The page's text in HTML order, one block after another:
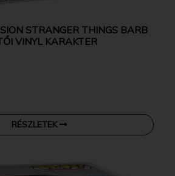
STRANGER THINGS BARB
VINYL KARAKTER
RÉSZLETEK